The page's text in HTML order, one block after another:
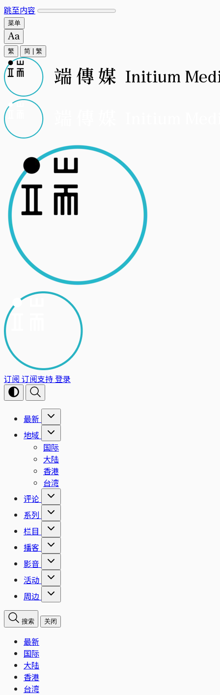
跳至内容
菜单
繁 简 繁
订阅 订阅支持登录
最新
地域
国际
大陆
香港
台湾
评论
系列
栏目
播客
影音
活动
周边
搜索 关闭
最新
国际
大陆
香港
台湾